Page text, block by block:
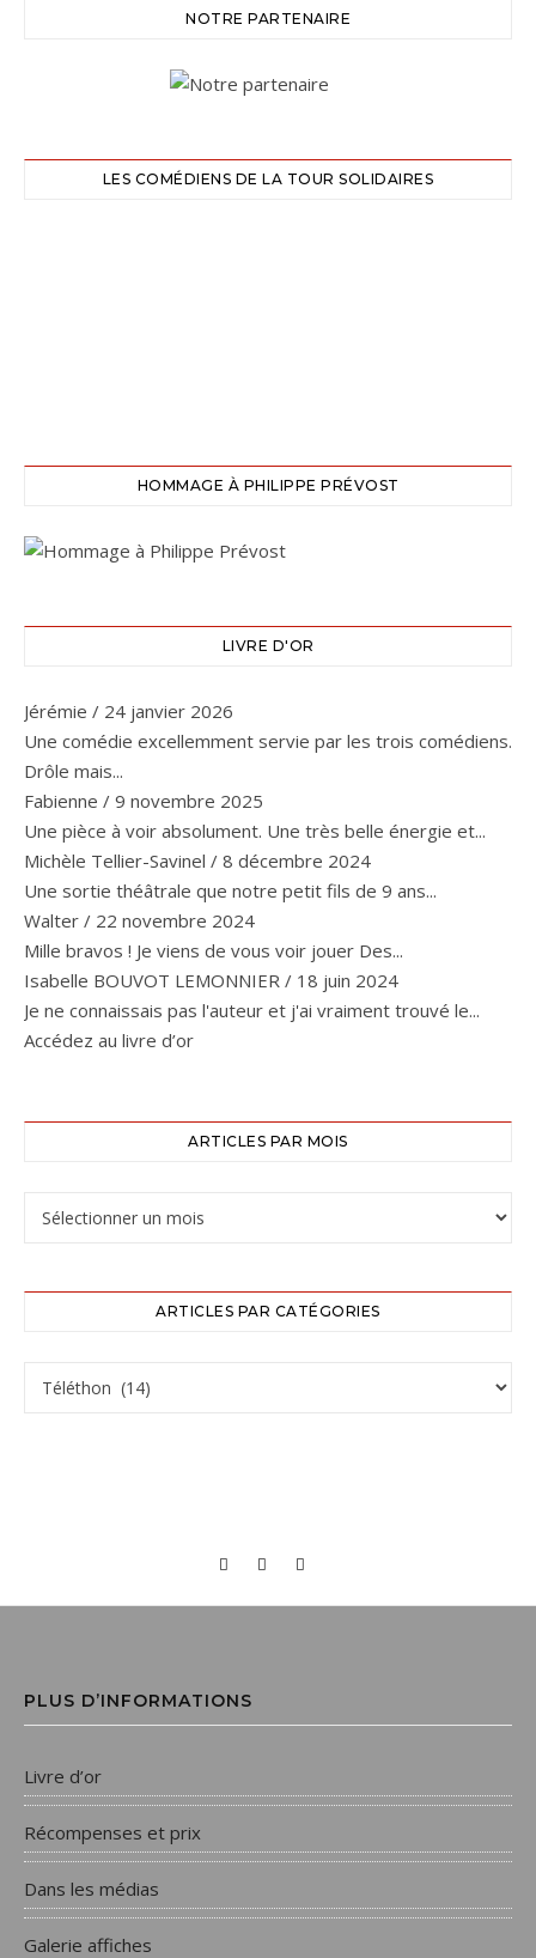
NOTRE PARTENAIRE
LES COMÉDIENS DE LA TOUR SOLIDAIRES
HOMMAGE À PHILIPPE PRÉVOST
LIVRE D'OR
Jérémie / 24 janvier 2026
Une comédie excellemment servie par les trois comédiens.
Drôle mais...
Fabienne / 9 novembre 2025
Une pièce à voir absolument. Une très belle énergie et...
Michèle Tellier-Savinel / 8 décembre 2024
Une sortie théâtrale que notre petit fils de 9 ans...
Walter / 22 novembre 2024
Mille bravos ! Je viens de vous voir jouer Des...
Isabelle BOUVOT LEMONNIER / 18 juin 2024
Je ne connaissais pas l'auteur et j'ai vraiment trouvé le...
Accédez au livre d’or
ARTICLES PAR MOIS
ARTICLES PAR CATÉGORIES
PLUS D’INFORMATIONS
Livre d’or
Récompenses et prix
Dans les médias
Galerie affiches